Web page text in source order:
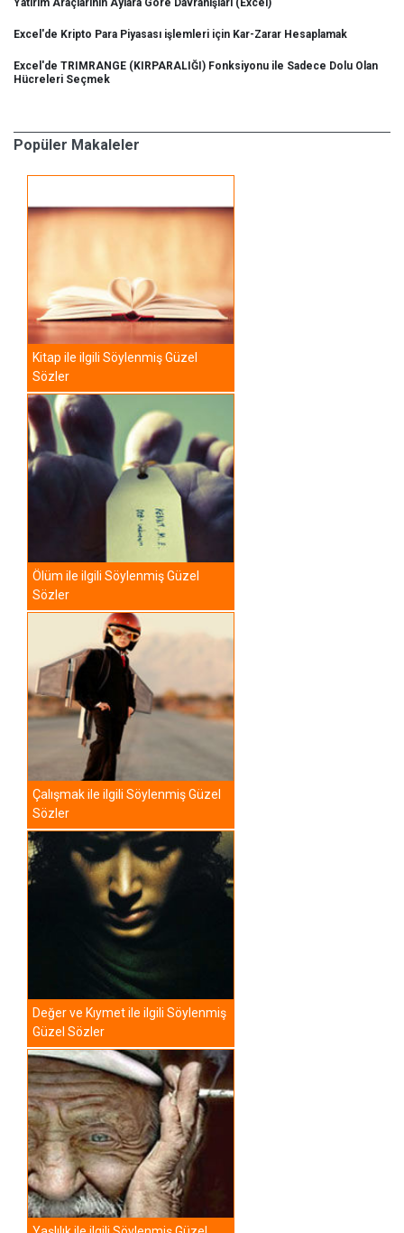
Yatırım Araçlarının Aylara Göre Davranışları (Excel)
Excel'de Kripto Para Piyasası işlemleri için Kar-Zarar Hesaplamak
Excel'de TRIMRANGE (KIRPARALIĞI) Fonksiyonu ile Sadece Dolu Olan
Hücreleri Seçmek
Popüler Makaleler
Kitap ile ilgili Söylenmiş Güzel
Sözler
Ölüm ile ilgili Söylenmiş Güzel
Sözler
Çalışmak ile ilgili Söylenmiş Güzel
Sözler
Değer ve Kıymet ile ilgili Söylenmiş
Güzel Sözler